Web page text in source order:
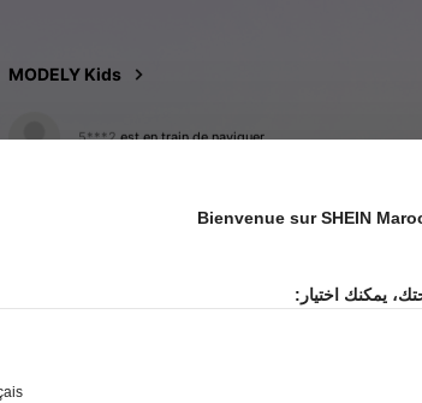
MODELY Kids
5***2est en train de naviguer
4.90
4.90
Hausse des ventes de
Bienvenue sur SHEIN
يمكنك اختيار: